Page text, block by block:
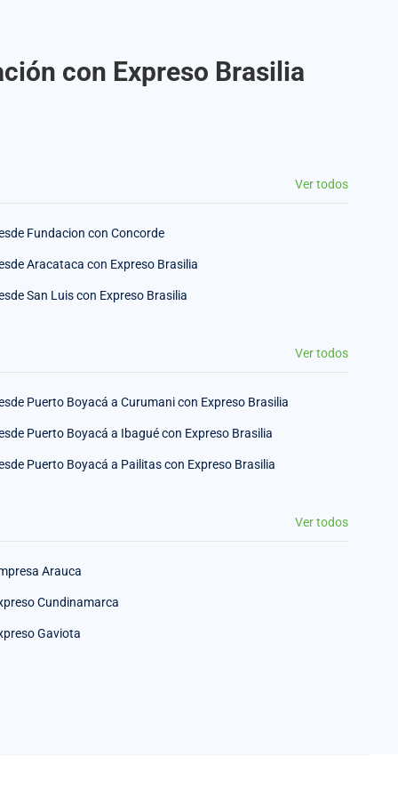
con Expreso Brasilia
Ver todos
Fundacion con Concorde
Aracataca con Expreso Brasilia
San Luis con Expreso Brasilia
Ver todos
Puerto Boyacá a Curumani con Expreso Brasilia
Puerto Boyacá a Ibagué con Expreso Brasilia
Puerto Boyacá a Pailitas con Expreso Brasilia
Ver todos
Arauca
Cundinamarca
Gaviota